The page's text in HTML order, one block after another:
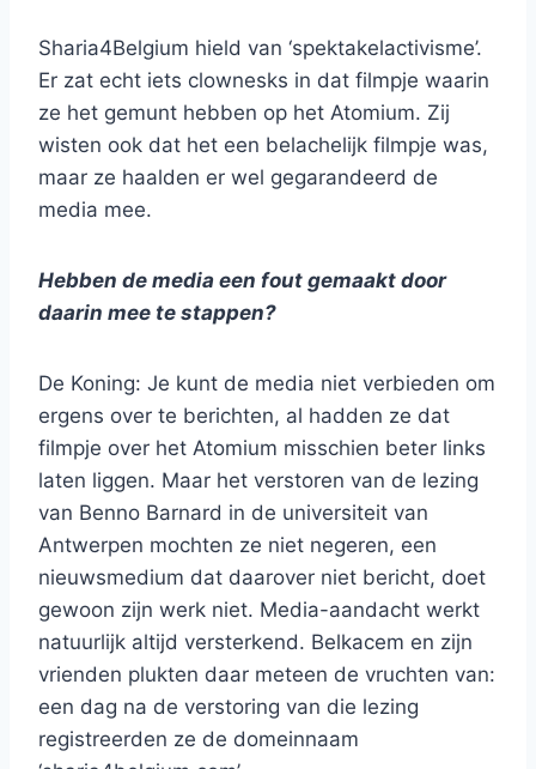
Sharia4Belgium hield van ‘spektakelactivisme’.
Er zat echt iets clownesks in dat filmpje waarin
ze het gemunt hebben op het Atomium. Zij
wisten ook dat het een belachelijk filmpje was,
maar ze haalden er wel gegarandeerd de
media mee.
Hebben de media een fout gemaakt door
daarin mee te stappen?
De Koning: Je kunt de media niet verbieden om
ergens over te berichten, al hadden ze dat
filmpje over het Atomium misschien beter links
laten liggen. Maar het verstoren van de lezing
van Benno Barnard in de universiteit van
Antwerpen mochten ze niet negeren, een
nieuwsmedium dat daarover niet bericht, doet
gewoon zijn werk niet. Media-aandacht werkt
natuurlijk altijd versterkend. Belkacem en zijn
vrienden plukten daar meteen de vruchten van:
een dag na de verstoring van die lezing
registreerden ze de domeinnaam